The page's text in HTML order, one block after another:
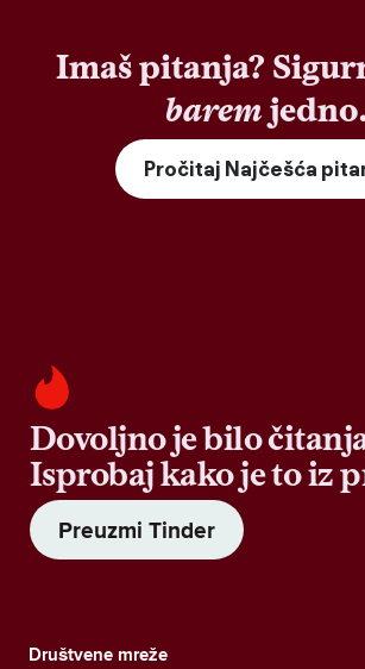
Imaš pitanja?
barem
Pročitaj Najčešća
Dovoljno je bilo
Isprobaj kako je to iz
Preuzmi Tinder
Društvene mreže